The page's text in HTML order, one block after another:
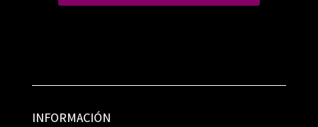
INFORMACIÓN